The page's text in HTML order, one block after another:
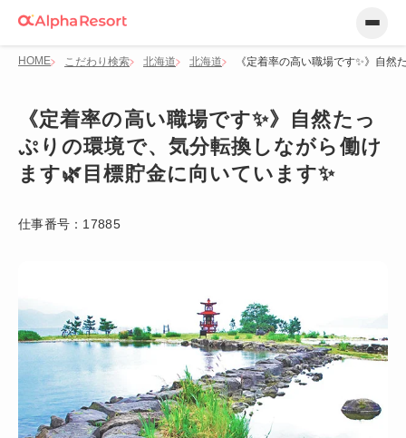
HOME こだわり検索 北海道 北海道 《定着率の高い職場です✨》自
《定着率の高い職場です✨》自然たっ
ぷりの環境で、気分転換しながら働け
ます🌿目標貯金に向いています✨
仕事番号： 17885